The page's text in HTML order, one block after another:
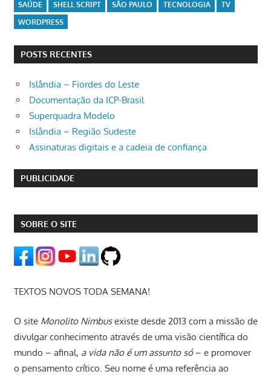
SAÚDE
SHELL SCRIPT SÃO PAULO TECNOLOGIA
TV
WORDPRESS
POSTS RECENTES
Islândia – Fiordes do Leste
Documentação da ICP-Brasil
Superquadra Modelo
Islândia – Região Sudeste
Assinaturas digitais e a cadeia de confiança
PUBLICIDADE
SOBRE O SITE
TEXTOS NOVOS TODA SEMANA!
O site Monolito Nimbusexiste desde 2013 com a missão de
divulgar conhecimento através de uma visão científica do
mundo – afinal, a vida não é um assunto só– e promover
o pensamento crítico. Seu nome é uma referência ao